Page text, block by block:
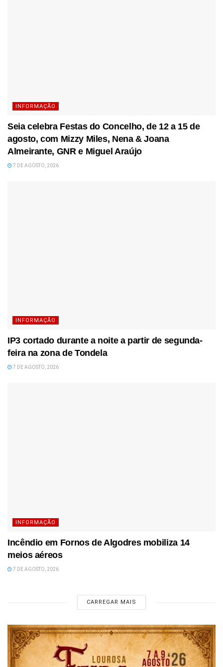
INFORMAÇÃO
Seia celebra Festas do Concelho, de 12 a 15 de
agosto, com Mizzy Miles, Nena & Joana
Almeirante, GNR e Miguel Araújo
7 DE AGOSTO, 2026
INFORMAÇÃO
IP3 cortado durante a noite a partir de segunda-
feira na zona de Tondela
7 DE AGOSTO, 2026
INFORMAÇÃO
Incêndio em Fornos de Algodres mobiliza 14
meios aéreos
7 DE AGOSTO, 2026
CARREGAR MAIS